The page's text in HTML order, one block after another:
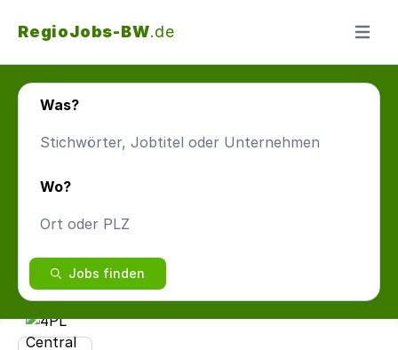
RegioJobs-BW.de Menü
Was?
Wo?
Jobs finden